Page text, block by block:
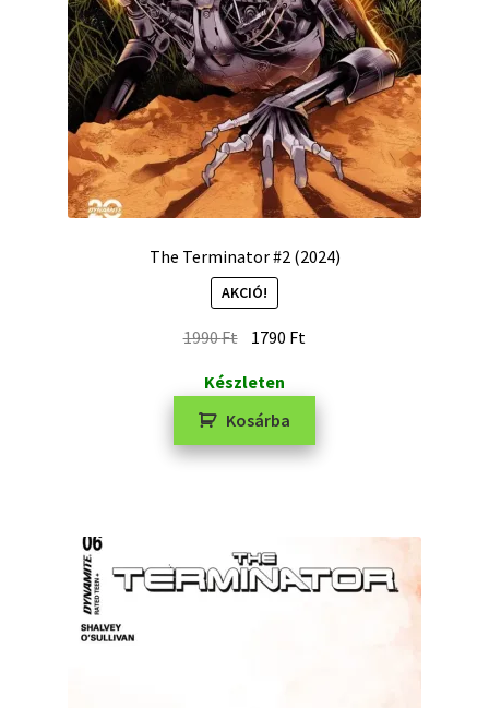
The Terminator #2 (2024)
AKCIÓ!
1990Ft 1790 Ft
Készleten
Kosárba